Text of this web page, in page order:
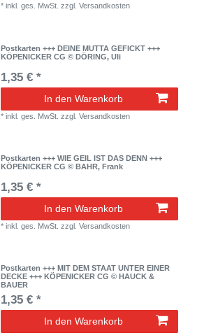
*inkl. ges. MwSt. zzgl.Versandkosten
Postkarten +++ DEINE MUTTA GEFICKT +++
KÖPENICKER CG © DÖRING, Uli
1,35 € *
In den Warenkorb
*inkl. ges. MwSt. zzgl.Versandkosten
Postkarten +++ WIE GEIL IST DAS DENN +++
KÖPENICKER CG © BAHR, Frank
1,35 € *
In den Warenkorb
*inkl. ges. MwSt. zzgl.Versandkosten
Postkarten +++ MIT DEM STAAT UNTER EINER
DECKE +++ KÖPENICKER CG © HAUCK &
BAUER
1,35 € *
In den Warenkorb